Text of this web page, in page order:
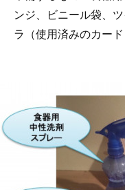
ンジ、ビニール袋、
ラ（使用済みのカー